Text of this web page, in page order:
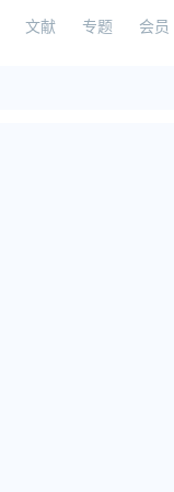
文献 专题 会员